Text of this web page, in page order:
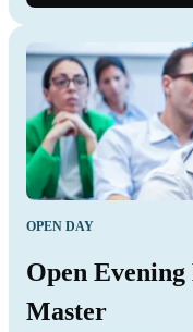
OPEN DAY
Open Evening
Master